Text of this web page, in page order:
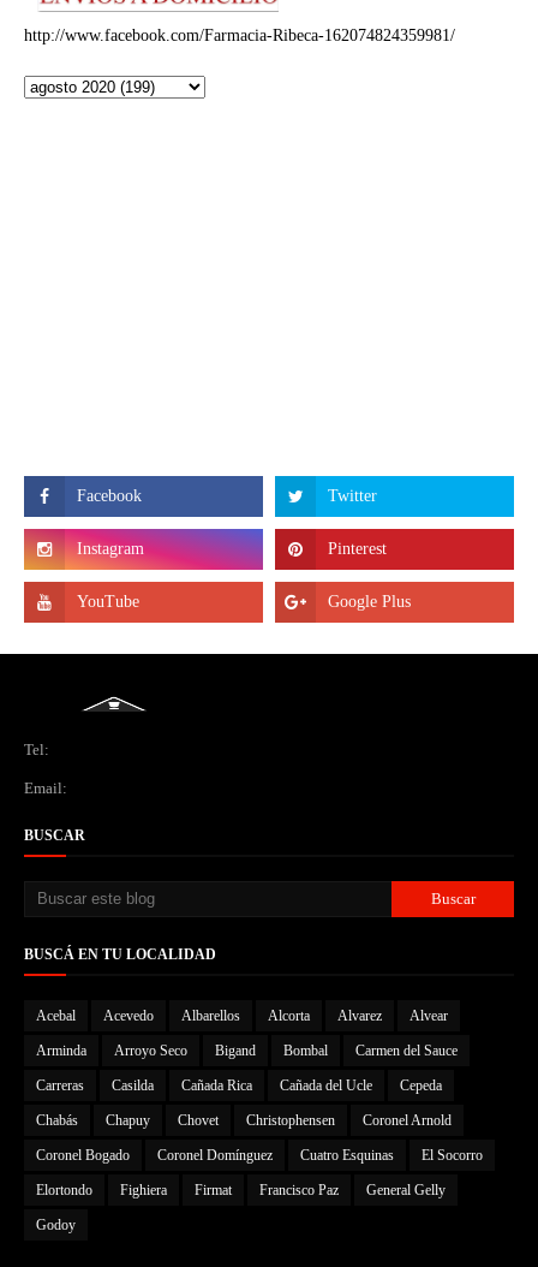
http://www.facebook.com/Farmacia-Ribeca-162074824359981/
Tel:
Email:
BUSCAR
BUSCÁ EN TU LOCALIDAD
Acebal Acevedo Albarellos Alcorta Alvarez Alvear
Arminda Arroyo Seco Bigand Bombal Carmen del Sauce
Carreras Casilda Cañada Rica Cañada del Ucle Cepeda
Chabás Chapuy Chovet Christophensen Coronel Arnold
Coronel Bogado Coronel Domínguez Cuatro Esquinas El Socorro
Elortondo Fighiera Firmat Francisco Paz General Gelly
Godoy